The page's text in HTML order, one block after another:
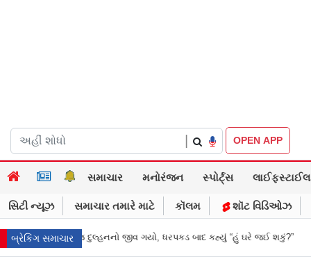
OPEN APP
સમાચાર મનોરંજન સ્પોર્ટ્સ લાઈફસ્ટાઈલ
સિટી ન્યૂઝ સમાચાર તમારે માટે કૉલમ શૉટ વિડિઓઝ
બ્રેકિંગ સમાચાર
ધરપકડ બાદ કહ્યું “હું ઘરે જઈ શકું?” ‘હું બાબા બાગેશ્વર નથી...’: IIT દિલ્હીમાં